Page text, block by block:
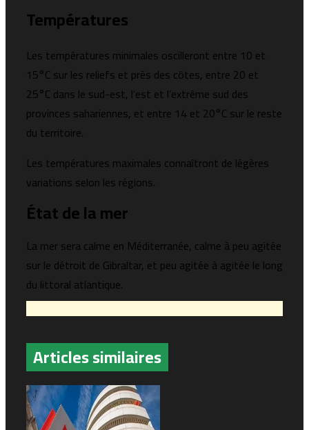
Températures
Les températures minimales oscilleront entre 10 et
15°C sur les reliefs et près des côtes, entre 20 et
25°C dans le sud-est, l’est et l’extrême sud des
provinces sahariennes, et entre 14 et 20°C sur le reste
du territoire.
Les températures maximales connaîtront de légères
variations selon les régions.
État de la mer
La mer sera calme en Méditerranée, calme à peu agitée
sur le détroit de Gibraltar, et peu agitée à agitée le long
du littoral atlantique.
Articles similaires